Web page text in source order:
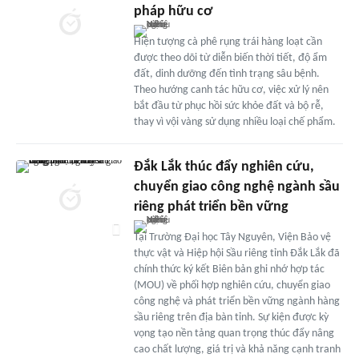
pháp hữu cơ
Hiện tượng cà phê rụng trái hàng loạt cần
được theo dõi từ diễn biến thời tiết, độ ẩm
đất, dinh dưỡng đến tình trạng sâu bệnh.
Theo hướng canh tác hữu cơ, việc xử lý nên
bắt đầu từ phục hồi sức khỏe đất và bộ rễ,
thay vì vội vàng sử dụng nhiều loại chế phẩm.
Đắk Lắk thúc đẩy nghiên cứu,
chuyển giao công nghệ ngành sầu
riêng phát triển bền vững
Tại Trường Đại học Tây Nguyên, Viện Bảo vệ
thực vật và Hiệp hội Sầu riêng tỉnh Đắk Lắk đã
chính thức ký kết Biên bản ghi nhớ hợp tác
(MOU) về phối hợp nghiên cứu, chuyển giao
công nghệ và phát triển bền vững ngành hàng
sầu riêng trên địa bàn tỉnh. Sự kiện được kỳ
vọng tạo nền tảng quan trọng thúc đẩy nâng
cao chất lượng, giá trị và khả năng cạnh tranh